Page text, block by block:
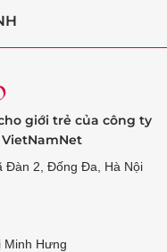
giới trẻ của công ty
Đàn 2, Đống Đa, Hà Nội
Minh Hưng